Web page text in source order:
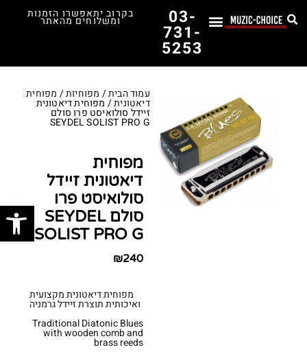
03-
731-
5253
בקרוב יתאפשרו הזמנות
ומשלוחים מהאתר
עמוד הבית/ מפוחיות/ מפוחית
דיאטונית/ מפוחית דיאטונית
זיידל סולואיסט פרו סולם
SEYDEL SOLIST PRO G
מפוחית
דיאטונית זיידל
סולואיסט פרו
סולם SEYDEL
SOLIST PRO G
₪240
מפוחית דיאטונית מקצועית
ואיכותית תוצרת זיידל גרמניה
Traditional Diatonic Blues
with wooden comb and
brass reeds
פתח